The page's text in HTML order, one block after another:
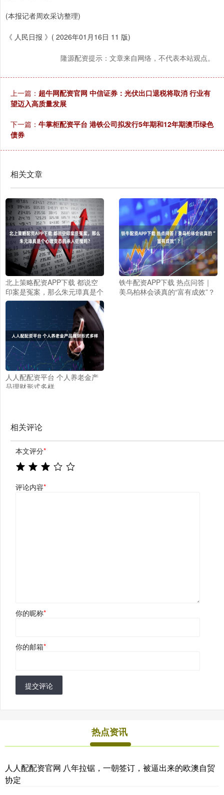
(本报记者周欢采访整理)
《 人民日报 》( 2026年01月16日 11 版)
隆源配资提示：文章来自网络，不代表本站观点。
上一篇： 超牛网配资官网 中信证券：光伏出口退税将取消 行业有
望迈入高质量发展
下一篇： 牛掌柜配资平台 港铁公司拟发行5年期和12年期澳币绿色
债券
相关文章
北上策略配资APP下载 都说空
印案是冤案，那么朱元璋真是个
心理变态的杀人狂魔吗？
铁牛配资APP下载 热点问答｜
美乌柏林会谈真的“富有成效”？
人人配配资平台 个人养老金产
品理财形式多样
相关评论
本文评分*
评论内容*
你的昵称*
你的邮箱*
提交评论
热点资讯
人人配配资官网 八年拉锯，一朝签订，被逼出来的欧澳自贸
协定